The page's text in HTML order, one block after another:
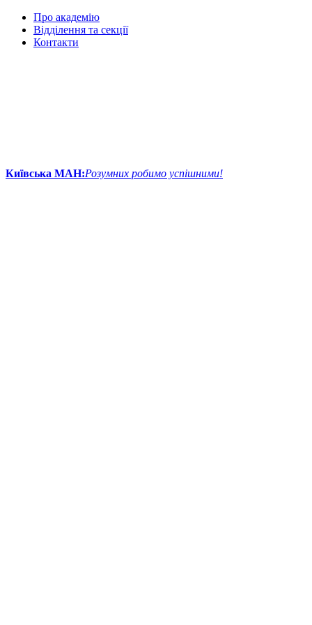
Про академію
Відділення та секції
Контакти
Київська МАН:Розумних робимо успішними!